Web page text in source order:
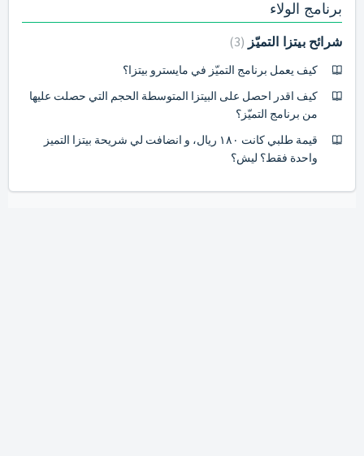
برنامج الولاء
شرائح بيتزا التميّز 3
كيف يعمل برنامج التميّز في مايسترو بيتزا؟
كيف اقدر احصل على البيتزا المتوسطة الحجم التي حصلت عليها
من برنامج التميّز؟
قيمة طلبي كانت ١٨٠ ريال، و انضافت لي شريحة بيتزا التميز
واحدة فقط؟ ليش؟